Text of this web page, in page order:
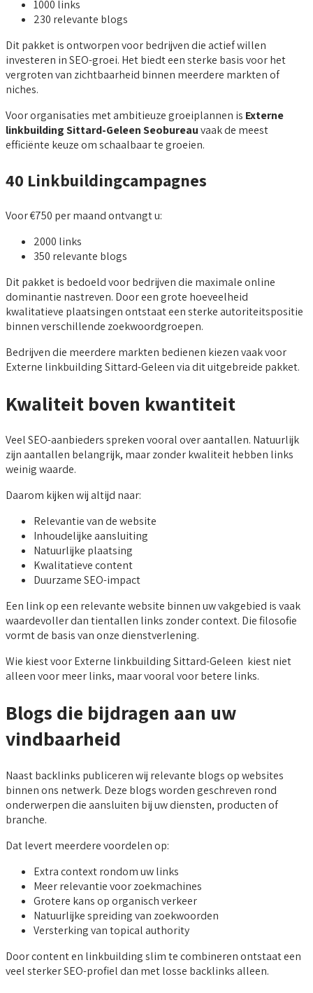
1000 links
230 relevante blogs
Dit pakket is ontworpen voor bedrijven die actief willen
investeren in SEO-groei. Het biedt een sterke basis voor het
vergroten van zichtbaarheid binnen meerdere markten of
niches.
Voor organisaties met ambitieuze groeiplannen is Externe
linkbuilding Sittard-Geleen Seobureauvaak de meest
efficiënte keuze om schaalbaar te groeien.
40 Linkbuildingcampagnes
Voor €750 per maand ontvangt u:
2000 links
350 relevante blogs
Dit pakket is bedoeld voor bedrijven die maximale online
dominantie nastreven. Door een grote hoeveelheid
kwalitatieve plaatsingen ontstaat een sterke autoriteitspositie
binnen verschillende zoekwoordgroepen.
Bedrijven die meerdere markten bedienen kiezen vaak voor
Externe linkbuilding Sittard-Geleen via dit uitgebreide pakket.
Kwaliteit boven kwantiteit
Veel SEO-aanbieders spreken vooral over aantallen. Natuurlijk
zijn aantallen belangrijk, maar zonder kwaliteit hebben links
weinig waarde.
Daarom kijken wij altijd naar:
Relevantie van de website
Inhoudelijke aansluiting
Natuurlijke plaatsing
Kwalitatieve content
Duurzame SEO-impact
Een link op een relevante website binnen uw vakgebied is vaak
waardevoller dan tientallen links zonder context. Die filosofie
vormt de basis van onze dienstverlening.
Wie kiest voor Externe linkbuilding Sittard-Geleen kiest niet
alleen voor meer links, maar vooral voor betere links.
Blogs die bijdragen aan uw
vindbaarheid
Naast backlinks publiceren wij relevante blogs op websites
binnen ons netwerk. Deze blogs worden geschreven rond
onderwerpen die aansluiten bij uw diensten, producten of
branche.
Dat levert meerdere voordelen op:
Extra context rondom uw links
Meer relevantie voor zoekmachines
Grotere kans op organisch verkeer
Natuurlijke spreiding van zoekwoorden
Versterking van topical authority
Door content en linkbuilding slim te combineren ontstaat een
veel sterker SEO-profiel dan met losse backlinks alleen.